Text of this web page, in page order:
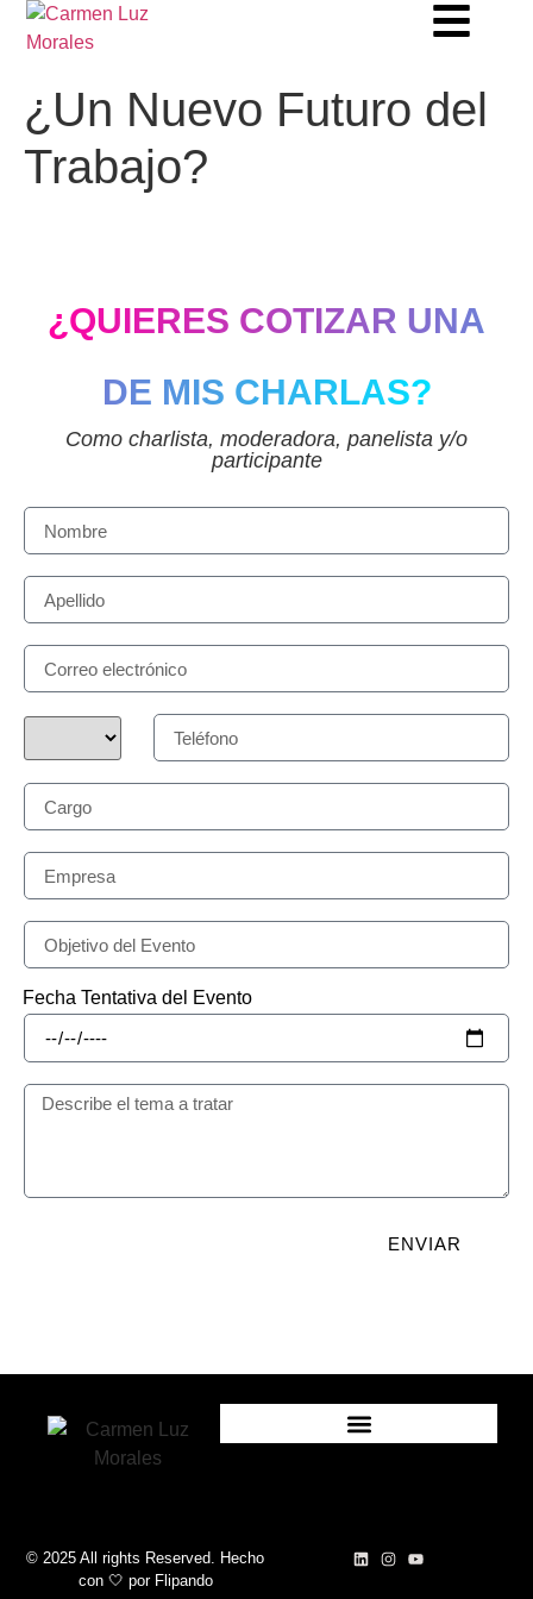
¿Un Nuevo Futuro del
Trabajo?
¿QUIERES COTIZAR UNA
DE MIS CHARLAS?
Como charlista, moderadora, panelista y/o
participante
Fecha Tentativa del Evento
ENVIAR
© 2025 All rights Reserved. Hecho
con 🤍 por Flipando